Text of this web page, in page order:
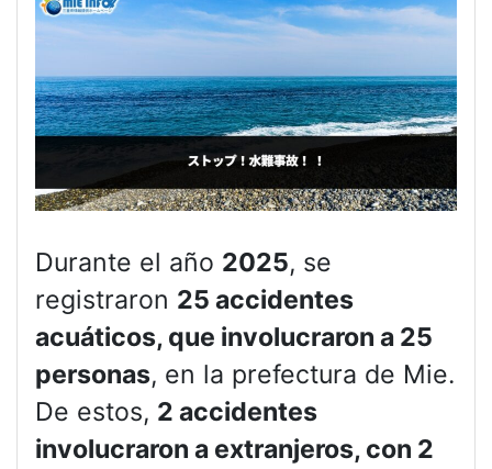
Durante el año 2025, se
registraron 25 accidentes
acuáticos, que involucraron a 25
personas, en la prefectura de Mie.
De estos, 2 accidentes
involucraron a extranjeros, con 2